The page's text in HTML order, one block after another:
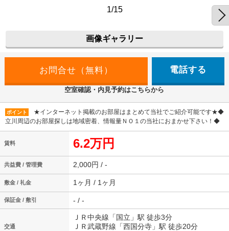
1/15
画像ギャラリー
電話する
空室確認・内見予約はこちらから
ポイント
★インターネット掲載のお部屋はまとめて当社でご紹介可能です★◆
立川周辺のお部屋探しは地域密着、情報量ＮＯ１の当社におまかせ下さい！◆
賃料 6.2万円
共益費 / 管理費 2,000円 / -
敷金 / 礼金 1ヶ月 / 1ヶ月
保証金 / 敷引 - / -
交通
ＪＲ中央線「国立」駅 徒歩3分
ＪＲ武蔵野線「西国分寺」駅 徒歩20分